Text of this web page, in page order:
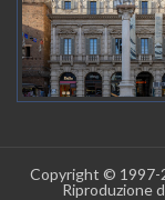
Copyright © 1997-
Riproduzione